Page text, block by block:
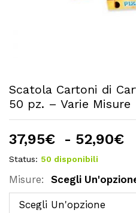
Scatola Cartoni di
50 pz. – Varie Misure
37,95€ - 52,90€
Status: 50 disponibili
Misure: Scegli